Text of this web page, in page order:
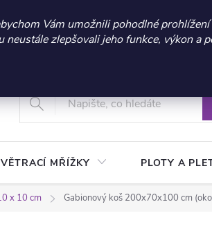
sleva 300 Kč při nákupu nad 3.000 Kč |
Vám umožnili pohodlné
neustále zlepšovali jeho funkce, výkon a
+420 604 269 200
Vrácení a reklamace zboží Podmínky ochrany
VĚTRACÍ MŘÍŽKY PLOTY A
x 10 cm Gabionový koš 200x70x100 cm